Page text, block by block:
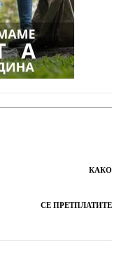
КАКО
СЕ ПРЕТПЛАТИТЕ